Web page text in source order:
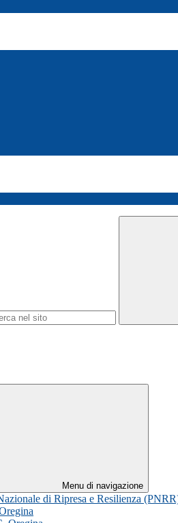
Menu di navigazione
di Ripresa e Resilienza